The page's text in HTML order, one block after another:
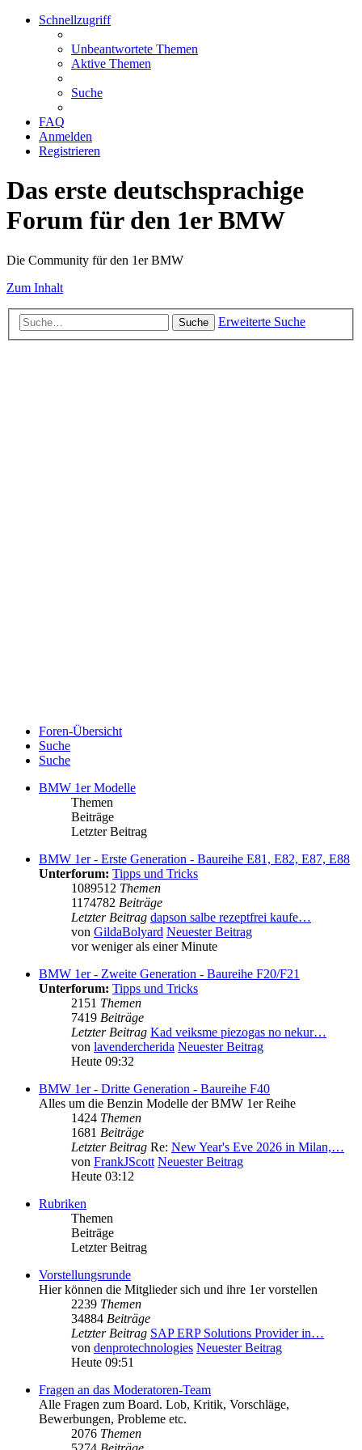
Schnellzugriff
Unbeantwortete Themen
Aktive Themen
Suche
FAQ
Anmelden
Registrieren
Das erste deutschsprachige
Forum für den 1er BMW
Die Community für den 1er BMW
Zum Inhalt
Suche Erweiterte Suche
Foren-Übersicht
Suche
Suche
BMW 1er Modelle
Themen
Beiträge
Letzter Beitrag
BMW 1er - Erste Generation - Baureihe E81, E82, E87, E88
Unterforum: Tipps und Tricks
1089512 Themen
1174782 Beiträge
Letzter Beitrag dapson salbe rezeptfrei kaufe…
von GildaBolyard Neuester Beitrag
vor weniger als einer Minute
BMW 1er - Zweite Generation - Baureihe F20/F21
Unterforum: Tipps und Tricks
2151 Themen
7419 Beiträge
Letzter Beitrag Kad veiksme piezogas no nekur…
von lavendercherida Neuester Beitrag
Heute 09:32
BMW 1er - Dritte Generation - Baureihe F40
Alles um die Benzin Modelle der BMW 1er Reihe
1424 Themen
1681 Beiträge
Letzter Beitrag Re: New Year's Eve 2026 in Milan,…
von FrankJScott Neuester Beitrag
Heute 03:12
Rubriken
Themen
Beiträge
Letzter Beitrag
Vorstellungsrunde
Hier können die Mitglieder sich und ihre 1er vorstellen
2239 Themen
34884 Beiträge
Letzter Beitrag SAP ERP Solutions Provider in…
von denprotechnologies Neuester Beitrag
Heute 09:51
Fragen an das Moderatoren-Team
Alle Fragen zum Board. Lob, Kritik, Vorschläge,
Bewerbungen, Probleme etc.
2076 Themen